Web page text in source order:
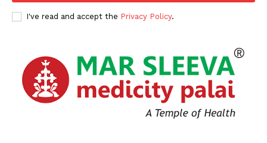
I've read and accept the Privacy Policy.